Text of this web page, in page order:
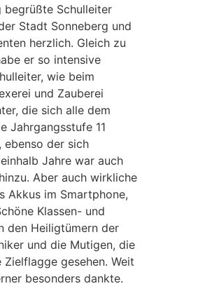
begrüßte Schulleiter
Stadt Sonneberg und
herzlich. Gleich zu
er so intensive
wie beim
und Zauberei
die sich alle dem
Jahrgangsstufe 11
der sich
Jahre war auch
Aber auch wirkliche
Akkus im Smartphone,
Klassen- und
den Heiligtümern der
und die Mutigen, die
gesehen. Weit
besonders dankte.